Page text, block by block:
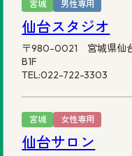
宮城 男性専用
仙台スタジオ
〒980-0021 宮城県仙
B1F
TEL:022-722-3303
宮城 女性専用
仙台サロン